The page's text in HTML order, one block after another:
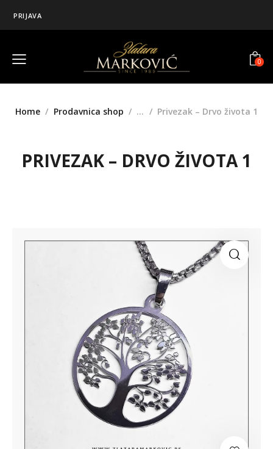
PRIJAVA
0
PRIVEZAK – DRVO ŽIVOTA 1
Home Prodavnica shop ... Privezak – Drvo života 1